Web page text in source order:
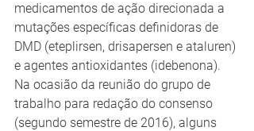
medicamentos de ação direcionada a
mutações específicas definidoras de
DMD (eteplirsen, drisapersen e ataluren)
e agentes antioxidantes (idebenona).
Na ocasião da reunião do grupo de
trabalho para redação do consenso
(segundo semestre de 2016), alguns